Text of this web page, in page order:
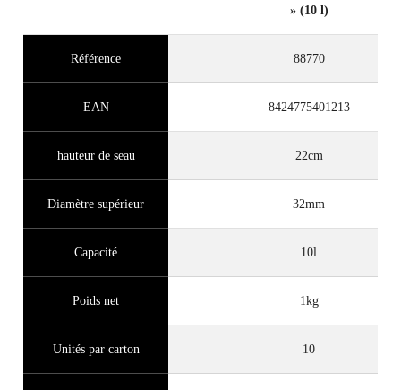
» (10 l)
Référence 88770
EAN 8424775401213
hauteur de seau 22cm
Diamètre supérieur 32mm
Capacité 10l
Poids net 1kg
Unités par carton 10